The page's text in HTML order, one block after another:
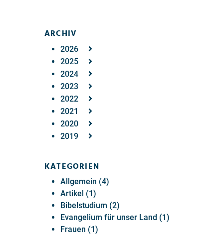
ARCHIV
2026
2025
2024
2023
2022
2021
2020
2019
KATEGORIEN
Allgemein (4)
Artikel (1)
Bibelstudium (2)
Evangelium für unser Land (1)
Frauen (1)